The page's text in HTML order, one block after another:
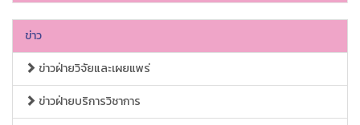
ข่าว
ข่าวฝ่ายวิจัยและเผยแพร่
ข่าวฝ่ายบริการวิชาการ